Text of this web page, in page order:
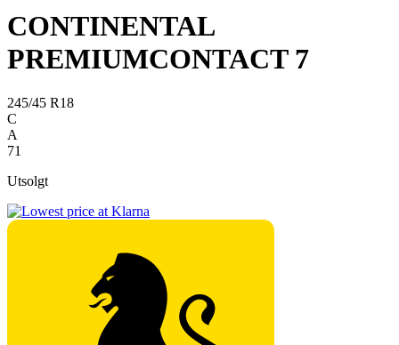
CONTINENTAL
PREMIUMCONTACT 7
245/45 R18
C
A
71
Utsolgt